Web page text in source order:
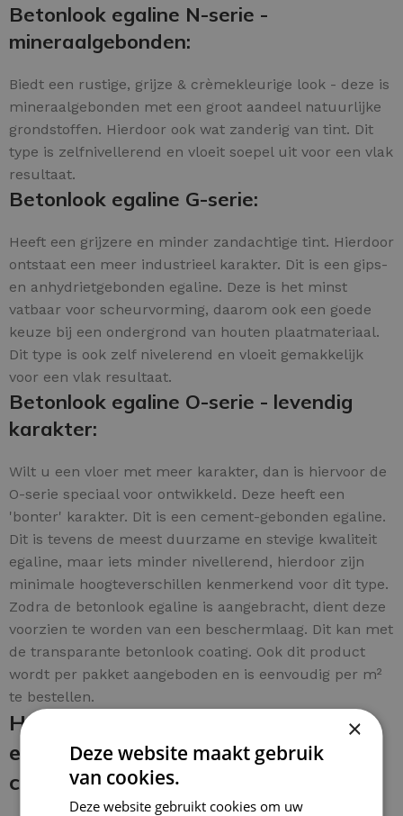
Betonlook egaline N-serie -
mineraalgebonden:
Biedt een rustige, grijze & crèmekleurige look - deze is
mineraalgebonden met een groot aandeel natuurlijke
grondstoffen. Hierdoor ook wat zanderig van tint. Dit
type is zelfnivellerend en vloeit soepel uit voor een vlak
resultaat.
Betonlook egaline G-serie:
Heeft een grijzere en minder zandachtige tint. Hierdoor
ontstaat een meer industrieel karakter. Dit is een gips-
en anhydrietgebonden egaline. Deze is het minst
vatbaar voor scheurvorming, daarom ook een goede
keuze bij een ondergrond van houten plaatmateriaal.
Dit type is ook zelf nivelerend en vloeit gemakkelijk
voor een vlak resultaat.
Betonlook egaline O-serie - levendig
karakter:
Wilt u een vloer met meer karakter, dan is hiervoor de
O-serie speciaal voor ontwikkeld. Deze heeft een
'bonter' karakter. Dit is een cement-gebonden egaline.
Dit is tevens de meest duurzame en stevige kwaliteit
egaline, maar iets minder nivellerend, hierdoor zijn
minimale hoogteverschillen kenmerkend voor dit type.
Zodra de betonlook egaline is aangebracht, dient deze
voorzien te worden van een beschermlaag. Dit kan met
de transparante betonlook coating. Ook dit product
wordt per pakket aangeboden en is eenvoudig per m²
te bestellen.
Het aanbrengen van de betonlook
egaline en de beschermende
coating:
×
Deze website maakt gebruik
van cookies.
Deze website gebruikt cookies om uw